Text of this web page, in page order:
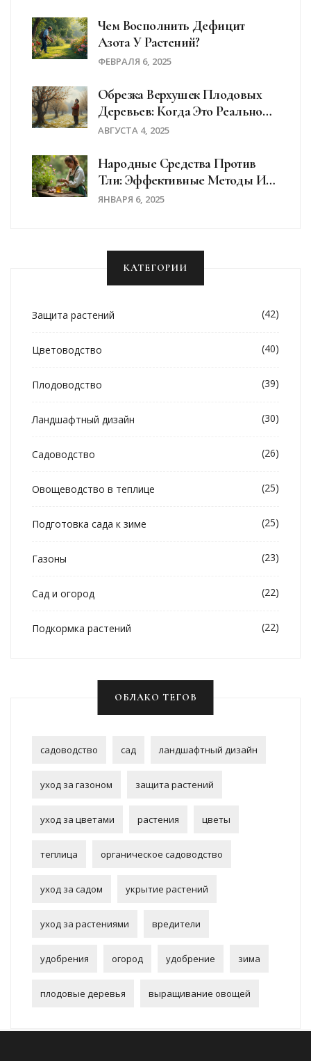
Чем Восполнить Дефицит
Азота У Растений?
ФЕВРАЛЯ 6, 2025
Обрезка Верхушек Плодовых
Деревьев: Когда Это Реально
Нужно И Как Правильно
АВГУСТА 4, 2025
Народные Средства Против
Тли: Эффективные Методы И
Советы
ЯНВАРЯ 6, 2025
КАТЕГОРИИ
Защита растений (42)
Цветоводство (40)
Плодоводство (39)
Ландшафтный дизайн (30)
Садоводство (26)
Овощеводство в теплице (25)
Подготовка сада к зиме (25)
Газоны (23)
Сад и огород (22)
Подкормка растений (22)
ОБЛАКО ТЕГОВ
садоводство сад ландшафтный дизайн
уход за газоном защита растений
уход за цветами растения цветы
теплица органическое садоводство
уход за садом укрытие растений
уход за растениями вредители
удобрения огород удобрение зима
плодовые деревья выращивание овощей